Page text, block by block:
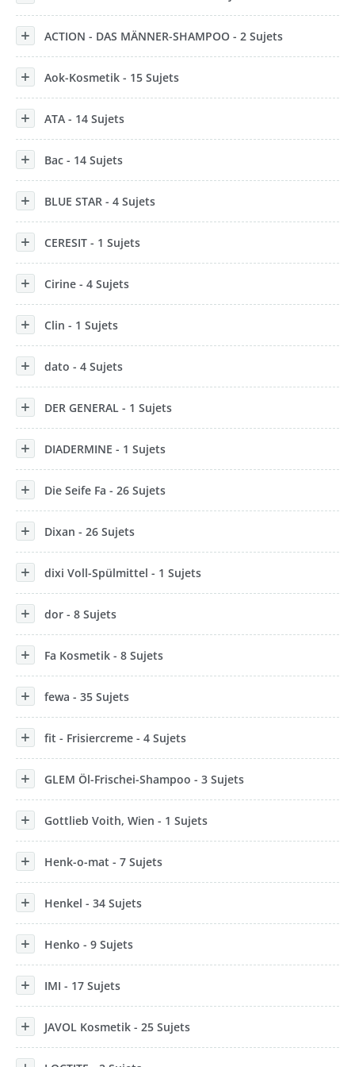
ACTION - DAS MÄNNER-SHAMPOO - 2 Sujets
Aok-Kosmetik - 15 Sujets
ATA - 14 Sujets
Bac - 14 Sujets
BLUE STAR - 4 Sujets
CERESIT - 1 Sujets
Cirine - 4 Sujets
Clin - 1 Sujets
dato - 4 Sujets
DER GENERAL - 1 Sujets
DIADERMINE - 1 Sujets
Die Seife Fa - 26 Sujets
Dixan - 26 Sujets
dixi Voll-Spülmittel - 1 Sujets
dor - 8 Sujets
Fa Kosmetik - 8 Sujets
fewa - 35 Sujets
fit - Frisiercreme - 4 Sujets
GLEM Öl-Frischei-Shampoo - 3 Sujets
Gottlieb Voith, Wien - 1 Sujets
Henk-o-mat - 7 Sujets
Henkel - 34 Sujets
Henko - 9 Sujets
IMI - 17 Sujets
JAVOL Kosmetik - 25 Sujets